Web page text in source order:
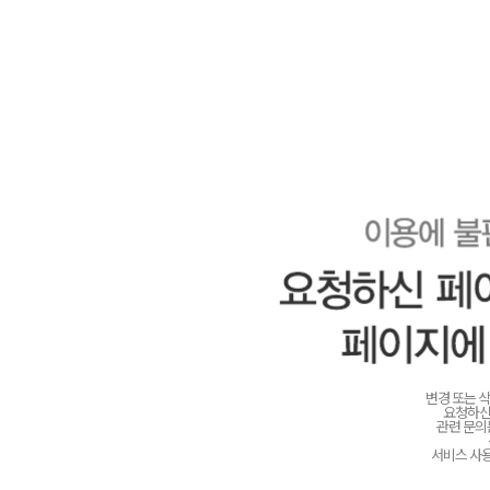
변경 또는
요청하
관련 문
서비스 사